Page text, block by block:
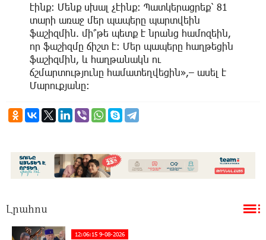
էինք։ Մենք սխալ չէինք։ Պատկերացրեք՝ 81
տարի առաջ մեր պապերը պարտվեին
ֆաշիզմին. մի՞թե պետք է նրանց համոզեին,
որ ֆաշիզմը ճիշտ է։ Մեր պապերը հաղթեցին
ֆաշիզմին, և հաղթանակն ու
ճշմարտությունը համատեղվեցին»,– ասել է
Մարուքյանը։
Լրահոս
12:06:15 9-08-2026